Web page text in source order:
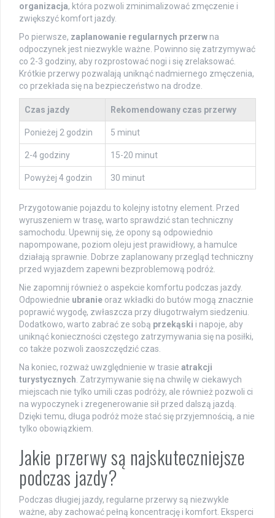
organizacja, która pozwoli zminimalizować zmęczenie i
zwiększyć komfort jazdy.
Po pierwsze, zaplanowanie regularnych przerw na
odpoczynek jest niezwykle ważne. Powinno się zatrzymywać
co 2-3 godziny, aby rozprostować nogi i się zrelaksować.
Krótkie przerwy pozwalają uniknąć nadmiernego zmęczenia,
co przekłada się na bezpieczeństwo na drodze.
Czas jazdy Rekomendowany czas przerwy
Ponieżej 2 godzin 5 minut
2-4 godziny 15-20 minut
Powyżej 4 godzin 30 minut
Przygotowanie pojazdu to kolejny istotny element. Przed
wyruszeniem w trasę, warto sprawdzić stan techniczny
samochodu. Upewnij się, że opony są odpowiednio
napompowane, poziom oleju jest prawidłowy, a hamulce
działają sprawnie. Dobrze zaplanowany przegląd techniczny
przed wyjazdem zapewni bezproblemową podróż.
Nie zapomnij również o aspekcie komfortu podczas jazdy.
Odpowiednie ubranie oraz wkładki do butów mogą znacznie
poprawić wygodę, zwłaszcza przy długotrwałym siedzeniu.
Dodatkowo, warto zabrać ze sobą przekąski i napoje, aby
uniknąć konieczności częstego zatrzymywania się na posiłki,
co także pozwoli zaoszczędzić czas.
Na koniec, rozważ uwzględnienie w trasie atrakcji
turystycznych . Zatrzymywanie się na chwilę w ciekawych
miejscach nie tylko umili czas podróży, ale również pozwoli ci
na wypoczynek i zregenerowanie sił przed dalszą jazdą.
Dzięki temu, długa podróż może stać się przyjemnością, a nie
tylko obowiązkiem.
Jakie przerwy są najskuteczniejsze
podczas jazdy?
Podczas długiej jazdy, regularne przerwy są niezwykle
ważne, aby zachować pełną koncentrację i komfort. Eksperci